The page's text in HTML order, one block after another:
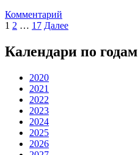
Комментарий
Календарь
строчку
Пагинация
записей
1 2 … 17 Далее
Календари по годам
2020
2021
2022
2023
2024
2025
2026